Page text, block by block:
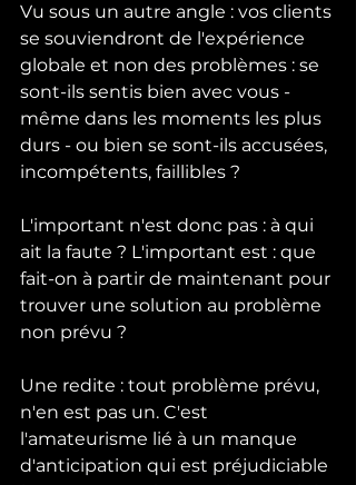
Vu sous un autre angle : vos clients
se souviendront de l'expérience
globale et non des problèmes : se
sont-ils sentis bien avec vous -
même dans les moments les plus
durs - ou bien se sont-ils accusées,
incompétents, faillibles ?
L'important n'est donc pas : à qui
ait la faute ? L'important est : que
fait-on à partir de maintenant pour
trouver une solution au problème
non prévu ?
Une redite : tout problème prévu,
n'en est pas un. C'est
l'amateurisme lié à un manque
d'anticipation qui est préjudiciable